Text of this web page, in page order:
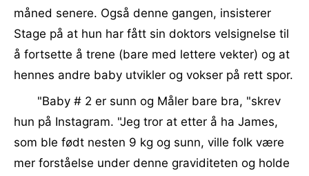
måned senere. Også denne gangen, insisterer
Stage på at hun har fått sin doktors velsignelse til
å fortsette å trene (bare med lettere vekter) og at
hennes andre baby utvikler og vokser på rett spor.
"Baby # 2 er sunn og Måler bare bra, "skrev
hun på Instagram. "Jeg tror at etter å ha James,
som ble født nesten 9 kg og sunn, ville folk være
mer forståelse under denne graviditeten og holde